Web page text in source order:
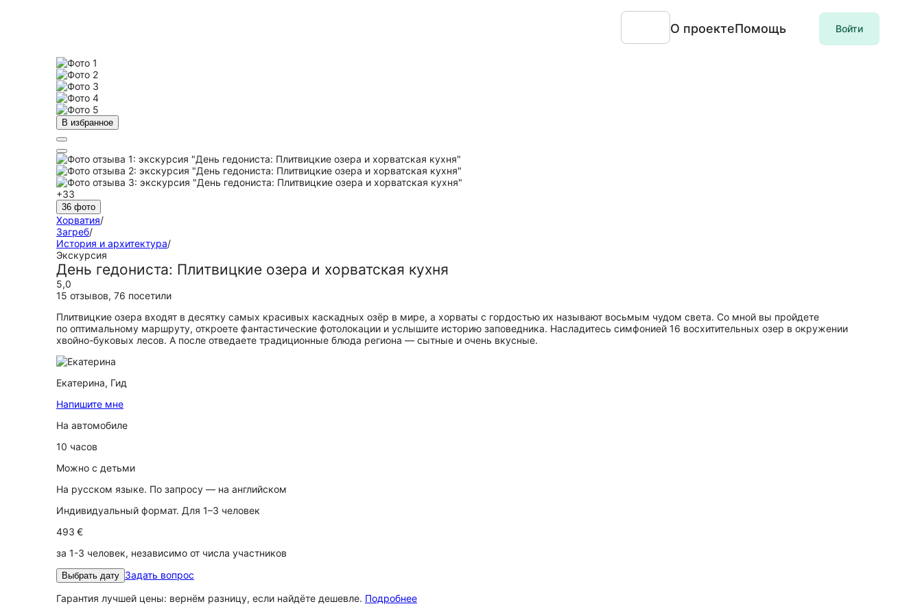
О проектеПомощь Войти
В избранное
+33
36 фото
Хорватия/
Загреб/
История и архитектура/
Экскурсия
День гедониста: Плитвицкие озера и хорватская кухня
5,0
15 отзывов, 76 посетили
Плитвицкие озера входят в десятку самых красивых каскадных озёр в мире, а хорваты с гордостью их называют восьмым чудом света. Со мной вы пройдете
по оптимальному маршруту, откроете фантастические фотолокации и услышите историю заповедника. Насладитесь симфонией 16 восхитительных озер в окружении
хвойно-буковых лесов. А после отведаете традиционные блюда региона — сытные и очень вкусные.
Екатерина, Гид
Напишите мне
На автомобиле
10 часов
Можно с детьми
На русском языке. По запросу — на английском
Индивидуальный формат. Для 1–3 человек
493 €
за 1-3 человек, независимо от числа участников
Выбрать дату Задать вопрос
Гарантия лучшей цены: вернём разницу, если найдёте дешевле. Подробнее